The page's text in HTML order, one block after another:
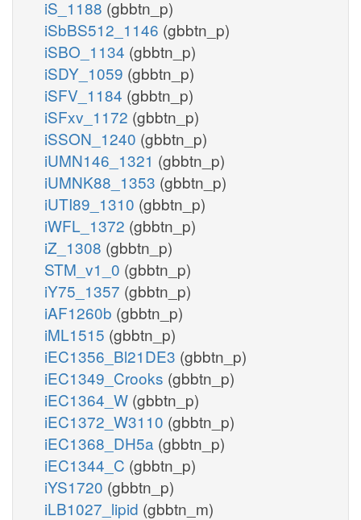
iS_1188 (gbbtn_p)
iSbBS512_1146 (gbbtn_p)
iSBO_1134 (gbbtn_p)
iSDY_1059 (gbbtn_p)
iSFV_1184 (gbbtn_p)
iSFxv_1172 (gbbtn_p)
iSSON_1240 (gbbtn_p)
iUMN146_1321 (gbbtn_p)
iUMNK88_1353 (gbbtn_p)
iUTI89_1310 (gbbtn_p)
iWFL_1372 (gbbtn_p)
iZ_1308 (gbbtn_p)
STM_v1_0 (gbbtn_p)
iY75_1357 (gbbtn_p)
iAF1260b (gbbtn_p)
iML1515 (gbbtn_p)
iEC1356_Bl21DE3 (gbbtn_p)
iEC1349_Crooks (gbbtn_p)
iEC1364_W (gbbtn_p)
iEC1372_W3110 (gbbtn_p)
iEC1368_DH5a (gbbtn_p)
iEC1344_C (gbbtn_p)
iYS1720 (gbbtn_p)
iLB1027_lipid (gbbtn_m)